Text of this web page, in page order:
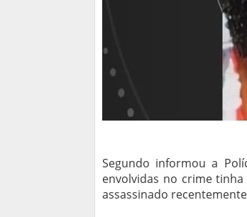
Segundo informou a
envolvidas no crime
assassinado